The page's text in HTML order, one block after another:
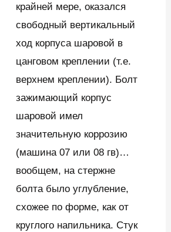
крайней мере, оказался
свободный вертикальный
ход корпуса шаровой в
цанговом креплении (т.е.
верхнем креплении). Болт
зажимающий корпус
шаровой имел
значительную коррозию
(машина 07 или 08 гв)…
вообщем, на стержне
болта было углубление,
схожее по форме, как от
круглого напильника. Стук